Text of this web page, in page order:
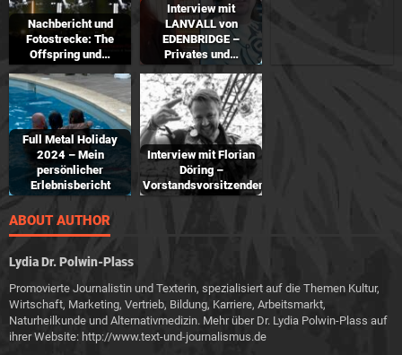
Nachbericht und
Fotostrecke: The
Offspring und…
Interview mit
LANVALL von
EDENBRIDGE –
Privates und…
Full Metal Holiday
2024 – Mein
persönlicher
Erlebnisbericht
Interview mit Florian
Döring –
Vorstandsvorsitzender…
ABOUT AUTHOR
Lydia Dr. Polwin-Plass
Promovierte Journalistin und Texterin, spezialisiert auf die Themen Kultur,
Wirtschaft, Marketing, Vertrieb, Bildung, Karriere, Arbeitsmarkt,
Naturheilkunde und Alternativmedizin. Mehr über Dr. Lydia Polwin-Plass auf
ihrer Website: http://www.text-und-journalismus.de